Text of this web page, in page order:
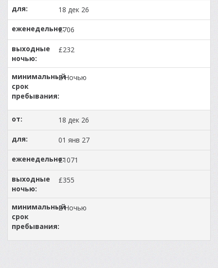
18 дек 26
£706
£232
2 Ночью
18 дек 26
01 янв 27
£1071
£355
2 Ночью